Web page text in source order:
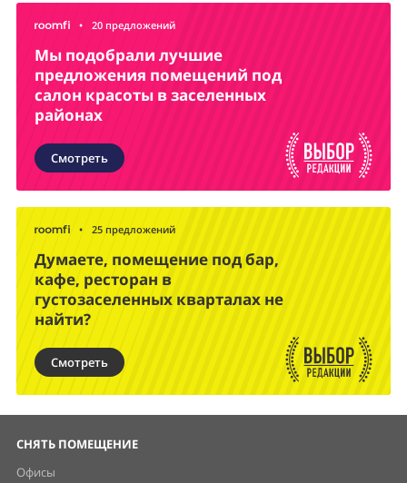
• 20 предложений
Мы подобрали лучшие
предложения помещений под
салон красоты в заселенных
районах
Смотреть
• 25 предложений
Думаете, помещение под бар,
кафе, ресторан в
густозаселенных кварталах не
найти?
Смотреть
СНЯТЬ ПОМЕЩЕНИЕ
Офисы